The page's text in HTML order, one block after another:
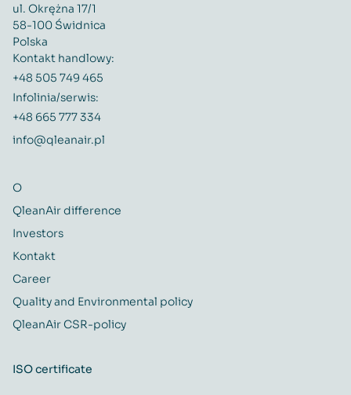
ul. Okrężna 17/1
58-100 Świdnica
Polska
Kontakt handlowy:
+48 505 749 465
Infolinia/serwis:
+48 665 777 334
info@qleanair.pl
O
QleanAir difference
Investors
Kontakt
Career
Quality and Environmental policy
QleanAir CSR-policy
ISO certificate